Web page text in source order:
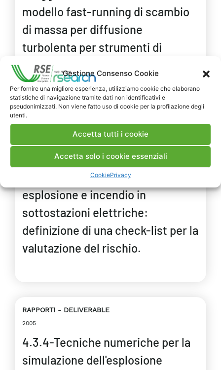
Gestione Consenso Cookie
Per fornire una migliore esperienza, utilizziamo cookie che elaborano
statistiche di navigazione tramite dati non identificativi e
pseudonimizzati. Non viene fatto uso di cookie per la profilazione degli
utenti.
Accetta tutti i cookie
Accetta solo i cookie essenziali
CookiePrivacy
modello fast-running di scambio
di massa per diffusione
turbolenta per strumenti di
calcolo a parametri concentrati
4.3.3-Metodologie per la
valutazione del rischio di
esplosione e incendio in
sottostazioni elettriche:
definizione di una check-list per la
valutazione del rischio.
RAPPORTI DELIVERABLE
2005
4.3.4-Tecniche numeriche per la
simulazione dell'esplosione